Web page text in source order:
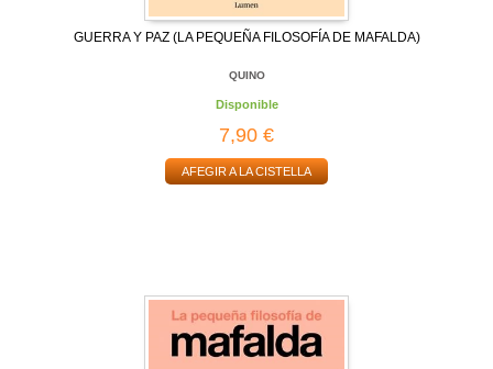
GUERRA Y PAZ (LA PEQUEÑA FILOSOFÍA DE MAFALDA)
QUINO
Disponible
7,90 €
AFEGIR A LA CISTELLA